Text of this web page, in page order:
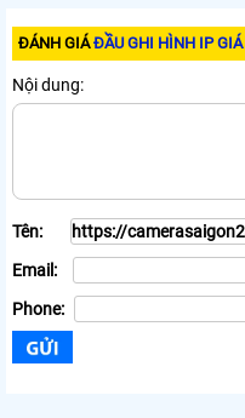
ĐÁNH GIÁĐẦU GHI HÌNH IP
Nội dung:
Tên:
Email:
Phone: